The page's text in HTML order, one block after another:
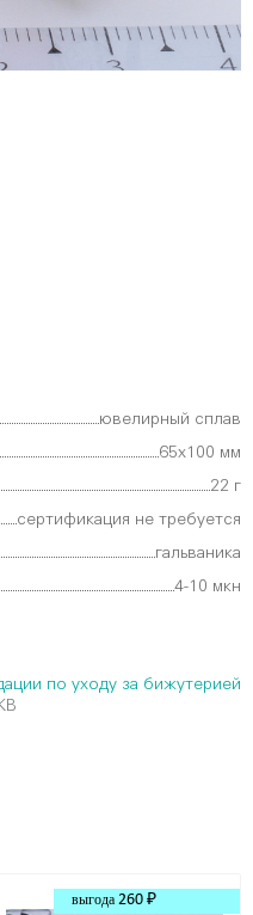
ювелирный сплав
65х100 мм
22 г
сертификация не требуется
гальваника
4-10 мкн
по уходу за бижутерией
выгода 260 ₽